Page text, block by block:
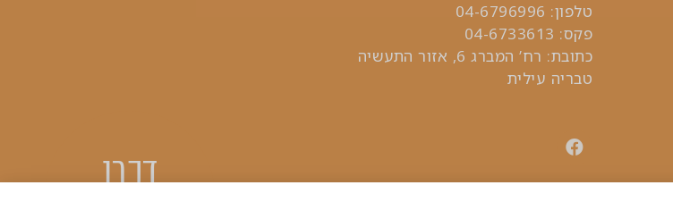
טלפון: 04-6796996
פקס: 04-6733613
כתובת: רח’ המברג 6, אזור התעשיה
טבריה עילית
דברו